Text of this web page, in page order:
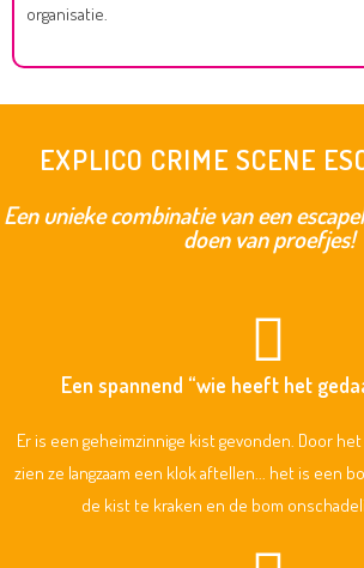
organisatie.
EXPLICO CRIME SCENE
Een unieke combinatie van een
doen van proefjes!
Een spannend “wie heeft het
Er is een geheimzinnige kist gevonden. Door
zien ze langzaam een klok aftellen... het is een
de kist te kraken en de bom